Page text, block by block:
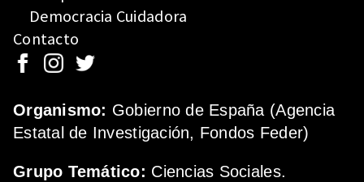
Democracia Cuidadora
Contacto
Organismo: Gobierno de España (Agencia
Estatal de Investigación, Fondos Feder)
Grupo Temático: Ciencias Sociales.